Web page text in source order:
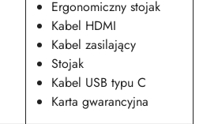
Ergonomiczny stojak
Kabel HDMI
Kabel zasilający
Stojak
Kabel USB typu C
Karta gwarancyjna